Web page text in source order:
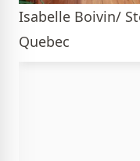
Isabelle Boivin/
Quebec